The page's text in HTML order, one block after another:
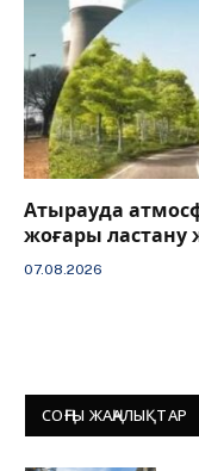
Атырауда
жоғары ластану
07.08.2026
СОҢҒЫ ЖАҢАЛЫҚТАР